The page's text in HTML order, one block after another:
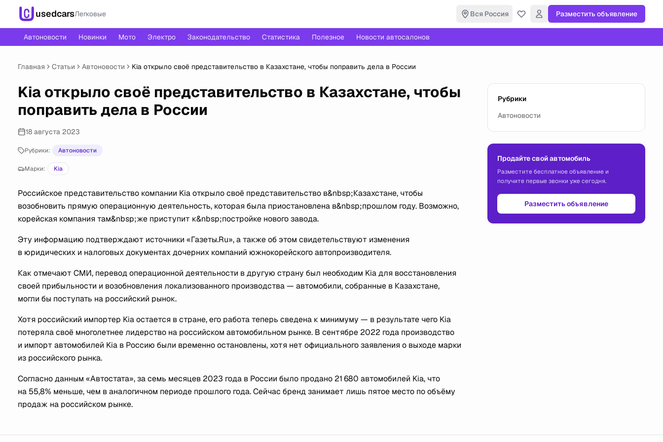
usedcarsЛегковые Вся Россия Разместить объявление
Автоновости Новинки Мото Электро Законодательство Статистика Полезное Новости автосалонов
Главная Статьи Автоновости Kia открыло своё представительство в Казахстане, чтобы поправить дела в России
Kia открыло своё представительство в Казахстане, чтобы
поправить дела в России
18 августа 2023
Рубрики: Автоновости
Марки: Kia
Российское представительство компании Kia открыло своё представительство в&nbsp;Казахстане, чтобы
возобновить прямую операционную деятельность, которая была приостановлена в&nbsp;прошлом году. Возможно,
корейская компания там&nbsp;же приступит к&nbsp;постройке нового завода.
Эту информацию подтверждают источники «Газеты.Ru», а также об этом свидетельствуют изменения
в юридических и налоговых документах дочерних компаний южнокорейского автопроизводителя.
Как отмечают СМИ, перевод операционной деятельности в другую страну был необходим Kia для восстановления
своей прибыльности и возобновления локализованного производства — автомобили, собранные в Казахстане,
могли бы поступать на российский рынок.
Хотя российский импортер Kia остается в стране, его работа теперь сведена к минимуму — в результате чего Kia
потеряла своё многолетнее лидерство на российском автомобильном рынке. В сентябре 2022 года производство
и импорт автомобилей Kia в Россию были временно остановлены, хотя нет официального заявления о выходе марки
из российского рынка.
Согласно данным «Автостата», за семь месяцев 2023 года в России было продано 21 680 автомобилей Kia, что
на 55,8% меньше, чем в аналогичном периоде прошлого года. Сейчас бренд занимает лишь пятое место по объёму
продаж на российском рынке.
Рубрики
Автоновости
Продайте свой автомобиль
Разместите бесплатное объявление и
получите первые звонки уже сегодня.
Разместить объявление